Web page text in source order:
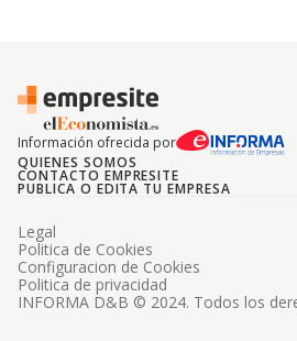
Información ofrecida por
QUIENES SOMOS
CONTACTO EMPRESITE
PUBLICA O EDITA TU EMPRESA
INFORMA D&B © 2024. Todos los
Legal
Politica de Cookies
Configuracion de Cookies
Politica de privacidad